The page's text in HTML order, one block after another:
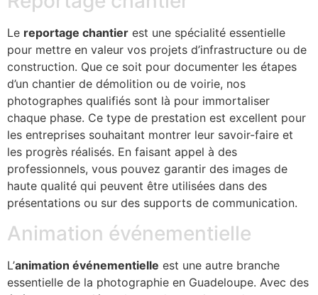
Le reportage chantier est une spécialité essentielle
pour mettre en valeur vos projets d’infrastructure ou de
construction. Que ce soit pour documenter les étapes
d’un chantier de démolition ou de voirie, nos
photographes qualifiés sont là pour immortaliser
chaque phase. Ce type de prestation est excellent pour
les entreprises souhaitant montrer leur savoir-faire et
les progrès réalisés. En faisant appel à des
professionnels, vous pouvez garantir des images de
haute qualité qui peuvent être utilisées dans des
présentations ou sur des supports de communication.
Animation événementielle
L’animation événementielle est une autre branche
essentielle de la photographie en Guadeloupe. Avec des